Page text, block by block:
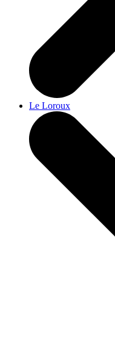
Le Loroux